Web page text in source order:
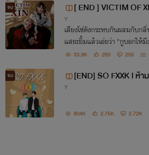
จบ [ END ] VICTIM OF
Y
เสียงโซ่ดังกระทบกันผสมกับก
แสยะยิ้มแล้วเอ่ยว่า "กูบอกให้มึ
33.9K 283 256
จบ
[END] SO FXXK l ห้
Y
804K 2.75K 2.72K